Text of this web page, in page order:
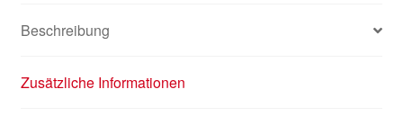
Beschreibung
Zusätzliche Informationen